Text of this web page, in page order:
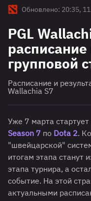
Обновлено: 20:35,
PGL
групповой
Расписание и
Wallachia S7
Уже 7 марта стартует
Season 7 по Dota 2.
"швейцарской"
итогам этапа станут
этапа турнира, а
событие. На этой
актуальными